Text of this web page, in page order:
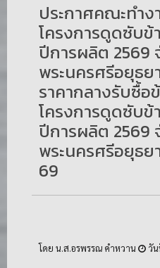
ประกาศคณะทำง
โครงการดูดซับข้
ปีการผลิต 2569
พระนครศรีอยุธย
ราคากลางรับซื้อ
โครงการดูดซับข้
ปีการผลิต 2569
พระนครศรีอยุธย
69
โดย น.ส.อรพรรณ คำหวาน วั